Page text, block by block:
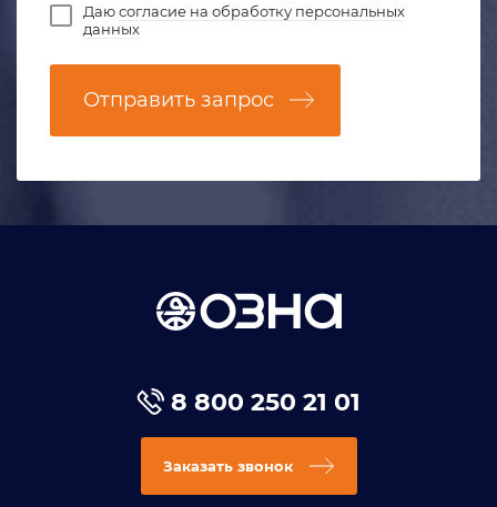
Даюсогласие на обработку персональных
данных
Отправить запрос
8 800 250 21 01
Заказать звонок